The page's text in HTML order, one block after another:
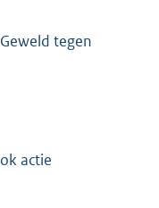
tegen
actie